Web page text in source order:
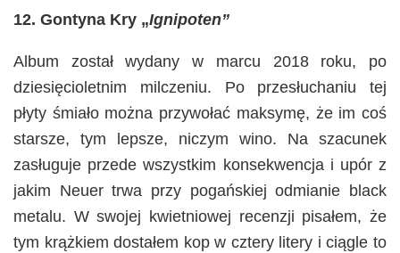
12. Gontyna Kry „Ignipoten”
Album został wydany w marcu 2018 roku, po
dziesięcioletnim milczeniu. Po przesłuchaniu tej
płyty śmiało można przywołać maksymę, że im coś
starsze, tym lepsze, niczym wino. Na szacunek
zasługuje przede wszystkim konsekwencja i upór z
jakim Neuer trwa przy pogańskiej odmianie black
metalu. W swojej kwietniowej recenzji pisałem, że
tym krążkiem dostałem kop w cztery litery i ciągle to